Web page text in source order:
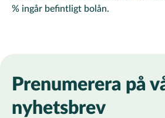
% ingår befintligt bolån.
Prenumerera på
nyhetsbrev